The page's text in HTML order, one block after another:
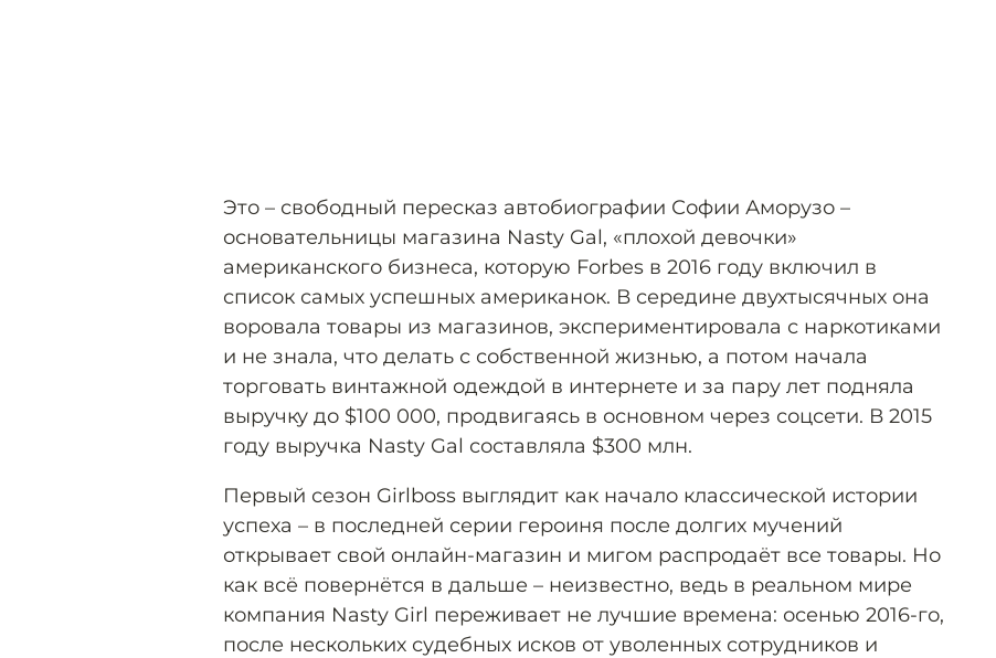
Это – свободный пересказ автобиографии Софии Аморузо –
основательницы магазина Nasty Gal, «плохой девочки»
американского бизнеса, которую Forbes в 2016 году включил в
список самых успешных американок. В середине двухтысячных она
воровала товары из магазинов, экспериментировала с наркотиками
и не знала, что делать с собственной жизнью, а потом начала
торговать винтажной одеждой в интернете и за пару лет подняла
выручку до $100 000, продвигаясь в основном через соцсети. В 2015
году выручка Nasty Gal составляла $300 млн.
Первый сезон Girlboss выглядит как начало классической истории
успеха – в последней серии героиня после долгих мучений
открывает свой онлайн-магазин и мигом распродаёт все товары. Но
как всё повернётся в дальше – неизвестно, ведь в реальном мире
компания Nasty Girl переживает не лучшие времена: осенью 2016-го,
после нескольких судебных исков от уволенных сотрудников и